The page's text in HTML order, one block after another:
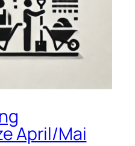
April/Mai